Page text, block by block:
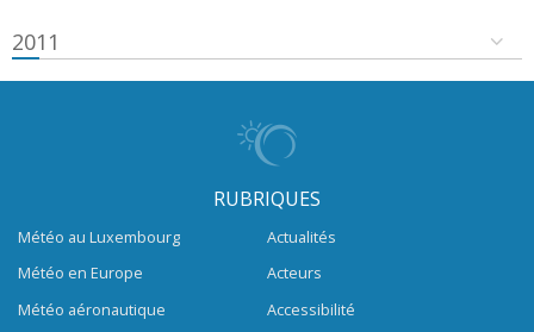
2011
RUBRIQUES
Météo au Luxembourg
Météo en Europe
Météo aéronautique
Actualités
Acteurs
Accessibilité